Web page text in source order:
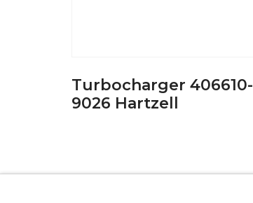
Turbocharger 406610-
9026 Hartzell